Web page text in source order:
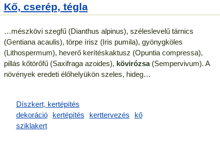
Kő, cserép, tégla
…mészkövi szegfű (Dianthus alpinus), széleslevelű tárnics
(Gentiana acaulis), törpe írisz (Iris pumila), gyönygköles
(Lithospermum), heverő kerítéskaktusz (Opuntia compressa),
pillás kőtörőfű (Saxifraga azoides), kövirózsa(Sempervivum). A
növények eredeti élőhelyükön szeles, hideg…